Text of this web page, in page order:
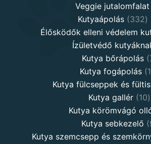
Veggie jutalomfalat
Kutyaápolás 332
Élősködők elleni védelem
Ízületvédő
Kutya bőrápolás
Kutya fogápolás
Kutya fülcseppek és
Kutya gallér 1010
Kutya körömvágó
Kutya sebkezelő
Kutya szemcsepp és